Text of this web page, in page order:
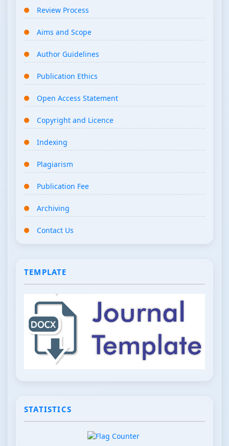
Review Process
Aims and Scope
Author Guidelines
Publication Ethics
Open Access Statement
Copyright and Licence
Indexing
Plagiarism
Publication Fee
Archiving
Contact Us
TEMPLATE
STATISTICS